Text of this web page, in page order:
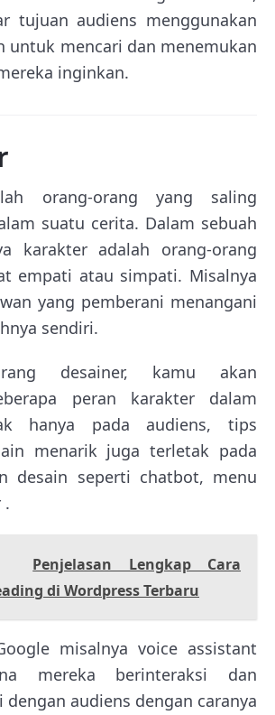
tujuan audiens menggunakan
untuk mencari dan menemukan
inginkan.
orang-orang yang saling
suatu cerita. Dalam sebuah
karakter adalah orang-orang
empati atau simpati. Misalnya
yang pemberani menangani
sendiri.
desainer, kamu akan
peran karakter dalam
hanya pada audiens, tips
menarik juga terletak pada
desain seperti chatbot, menu
.
Penjelasan Lengkap Cara
di Wordpress Terbaru
misalnya voice assistant
mereka berinteraksi dan
audiens dengan caranya